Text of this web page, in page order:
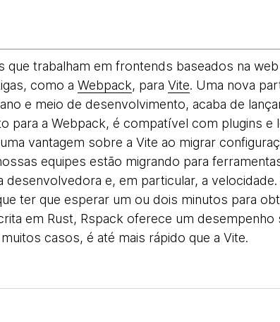
que trabalham em frontends baseados na
como a Webpack, para Vite. Uma nova
e meio de desenvolvimento, acaba de
para a Webpack, é compatível com plugins e
vantagem sobre a Vite ao migrar
equipes estão migrando para
desenvolvedora e, em particular, a
ter que esperar um ou dois minutos para
em Rust, Rspack oferece um desempenho
casos, é até mais rápido que a Vite.